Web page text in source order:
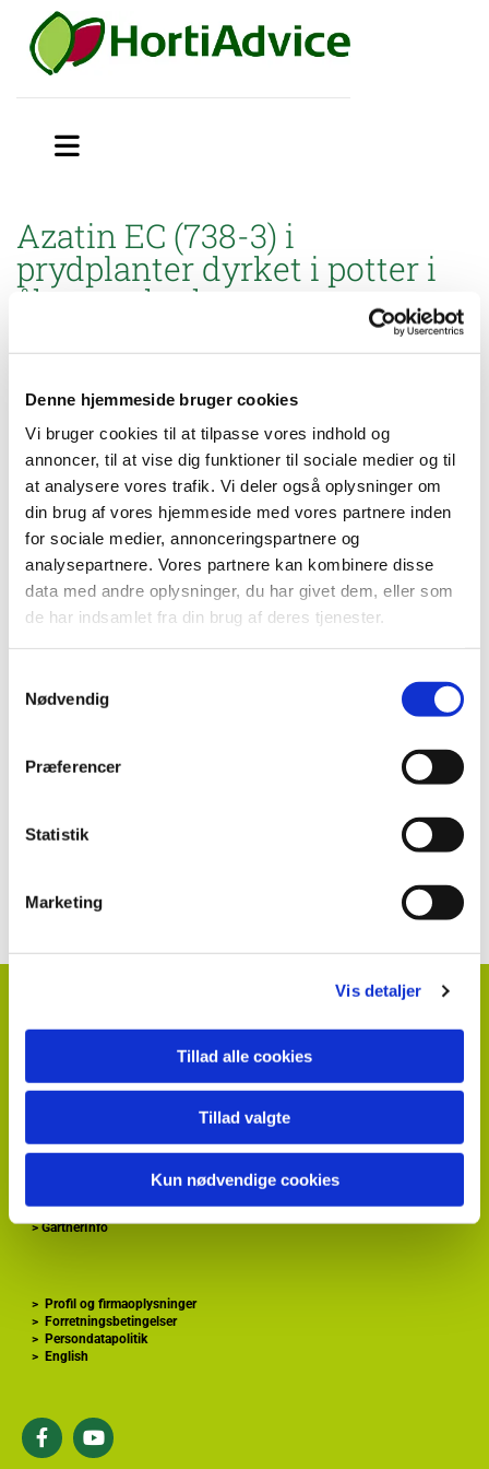
Denne hjemmeside bruger cookies
Vi bruger cookies til at tilpasse vores indhold og
annoncer, til at vise dig funktioner til sociale medier og til
at analysere vores trafik. Vi deler også oplysninger om
din brug af vores hjemmeside med vores partnere inden
for sociale medier, annonceringspartnere og
analysepartnere. Vores partnere kan kombinere disse
data med andre oplysninger, du har givet dem, eller som
de har indsamlet fra din brug af deres tjenester.
Nødvendig
Præferencer
Statistik
Marketing
Vis detaljer
Tillad alle cookies
Tillad valgte
Kun nødvendige cookies
Azatin EC (738-3) i
prydplanter dyrket i potter i
åbne væksthuse
Miljøstyrelsen har godkendt brugsanvisning til mindre
prydplanter dyrket i potteri åbne væksthuse.
Brugsanvisning:
Azatin EC (738-3) til insektbekæmpelse i
prydplanter dyrket i potter
kontakt@hortiadvice.dk
>Gartner Tidende
>GartnerInfo
> Profil og firmaoplysninger
> Forretningsbetingelser
> Persondatapolitik
> English